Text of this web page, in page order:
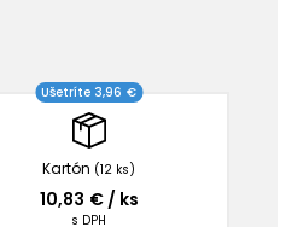
Kartón (12 ks)
Ušetríte 3,96 €
10,83 € / ks
s DPH